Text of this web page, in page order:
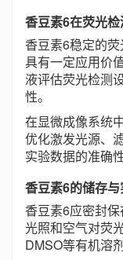
香豆素6在荧光
香豆素6稳定的
具有一定应用价
液评估荧光检测
性。
在显微成像系统
优化激发光源、
实验数据的准确
香豆素6的储存
香豆素6应密封
光照和空气对荧
DMSO等有机溶